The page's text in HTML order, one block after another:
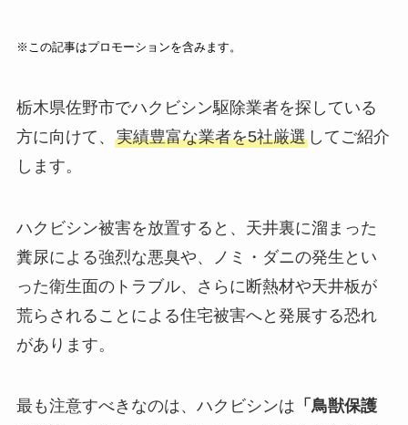
※この記事はプロモーションを含みます。
栃木県佐野市でハクビシン駆除業者を探している
方に向けて、 実績豊富な業者を5社厳選してご紹介
します。
ハクビシン被害を放置すると、天井裏に溜まった
糞尿による強烈な悪臭や、ノミ・ダニの発生とい
った衛生面のトラブル、さらに断熱材や天井板が
荒らされることによる住宅被害へと発展する恐れ
があります。
最も注意すべきなのは、ハクビシンは 「鳥獣保護